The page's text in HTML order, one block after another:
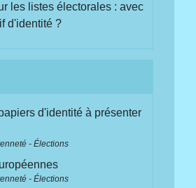
les listes électorales : avec
d'identité ?
d'identité à présenter
- Élections
- Élections